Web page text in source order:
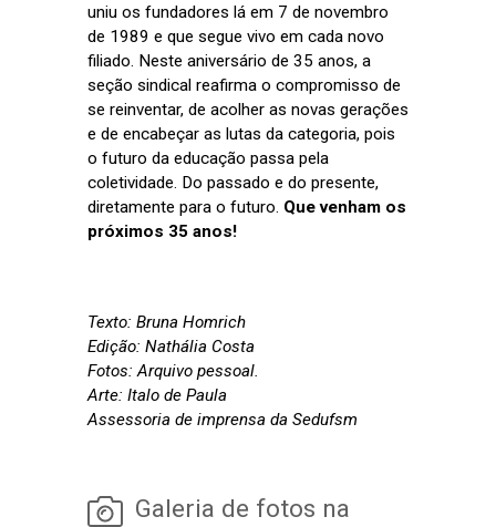
uniu os fundadores lá em 7 de novembro
de 1989 e que segue vivo em cada novo
filiado. Neste aniversário de 35 anos, a
seção sindical reafirma o compromisso de
se reinventar, de acolher as novas gerações
e de encabeçar as lutas da categoria, pois
o futuro da educação passa pela
coletividade. Do passado e do presente,
diretamente para o futuro. Que venham os
próximos 35 anos!
Texto: Bruna Homrich
Edição: Nathália Costa
Fotos: Arquivo pessoal.
Arte: Italo de Paula
Assessoria de imprensa da Sedufsm
Galeria de fotos na